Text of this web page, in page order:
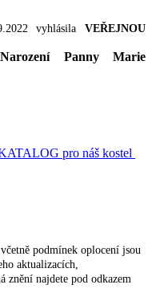
vyhlásila VEŘEJNOU
Panny Marie
pro náš kostel
podmínek oplocení jsou
aktualizacích,
znění najdete pod odkazem